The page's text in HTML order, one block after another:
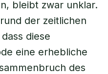
bleibt zwar unklar.
der zeitlichen
diese
eine erhebliche
des